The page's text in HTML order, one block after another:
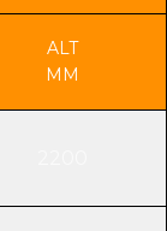
ALT
MM